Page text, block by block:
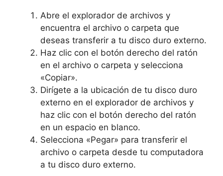
Abre el explorador de archivos y
encuentra el archivo o carpeta que
deseas transferir a tu disco duro externo.
Haz clic con el botón derecho del ratón
en el archivo o carpeta y selecciona
«Copiar».
Dirígete a la ubicación de tu disco duro
externo en el explorador de archivos y
haz clic con el botón derecho del ratón
en un espacio en blanco.
Selecciona «Pegar» para transferir el
archivo o carpeta desde tu computadora
a tu disco duro externo.